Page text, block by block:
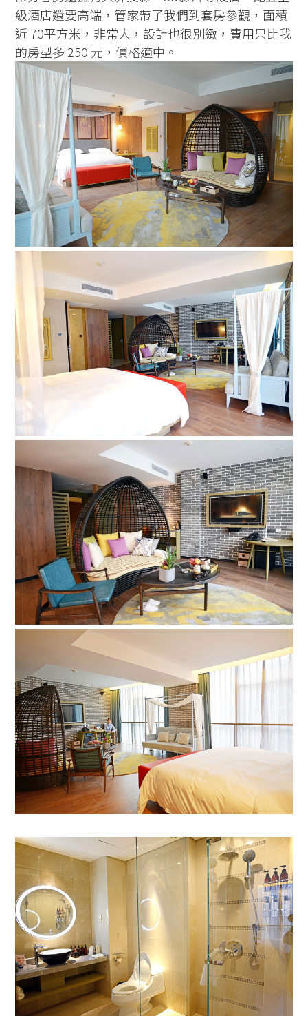
級酒店還要高端，管家帶了我們到套房參觀，面積
近 70平方米，非常大，設計也很別緻，費用只比我
的房型多 250 元，價格適中。